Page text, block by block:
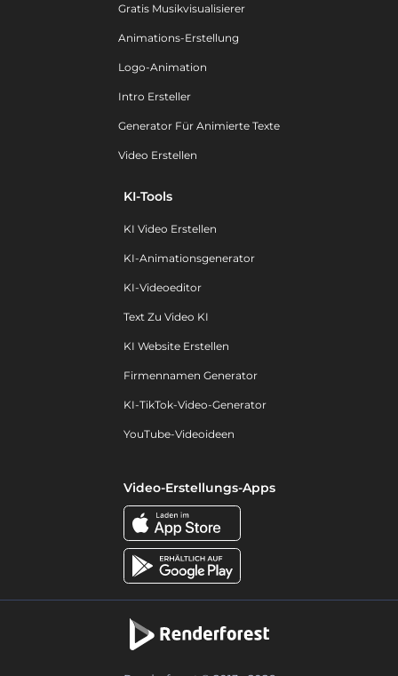
Gratis Musikvisualisierer
Animations-Erstellung
Logo-Animation
Intro Ersteller
Generator Für Animierte Texte
Video Erstellen
KI-Tools
KI Video Erstellen
KI-Animationsgenerator
KI-Videoeditor
Text Zu Video KI
KI Website Erstellen
Firmennamen Generator
KI-TikTok-Video-Generator
YouTube-Videoideen
Video-Erstellungs-Apps